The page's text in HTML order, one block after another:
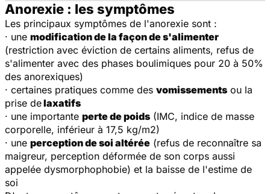
Anorexie : les symptômes
Les principaux symptômes de l'anorexie sont :
· une modification de la façon de s'alimenter
(restriction avec éviction de certains aliments, refus de
s'alimenter avec des phases boulimiques pour 20 à 50%
des anorexiques)
· certaines pratiques comme des vomissements ou la
prise delaxatifs
· une importante perte de poids (IMC, indice de masse
corporelle, inférieur à 17,5 kg/m2)
· une perception de soi altérée (refus de reconnaître sa
maigreur, perception déformée de son corps aussi
appelée dysmorphophobie) et la baisse de l'estime de
soi